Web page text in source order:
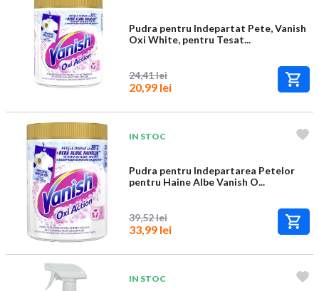
Pudra pentru Indepartat Pete, Vanish
Oxi White, pentru Tesat...
24,41 lei
20,99 lei
IN STOC
Pudra pentru Indepartarea Petelor
pentru Haine Albe Vanish O...
39,52 lei
33,99 lei
IN STOC